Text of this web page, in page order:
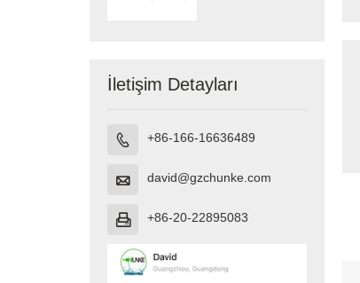
İletişim Detayları
 +86-166-16636489
 david@gzchunke.com
 +86-20-22895083